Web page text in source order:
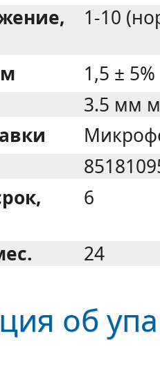
1-10
1,5 ± 5%
3.5 мм
6
24
об